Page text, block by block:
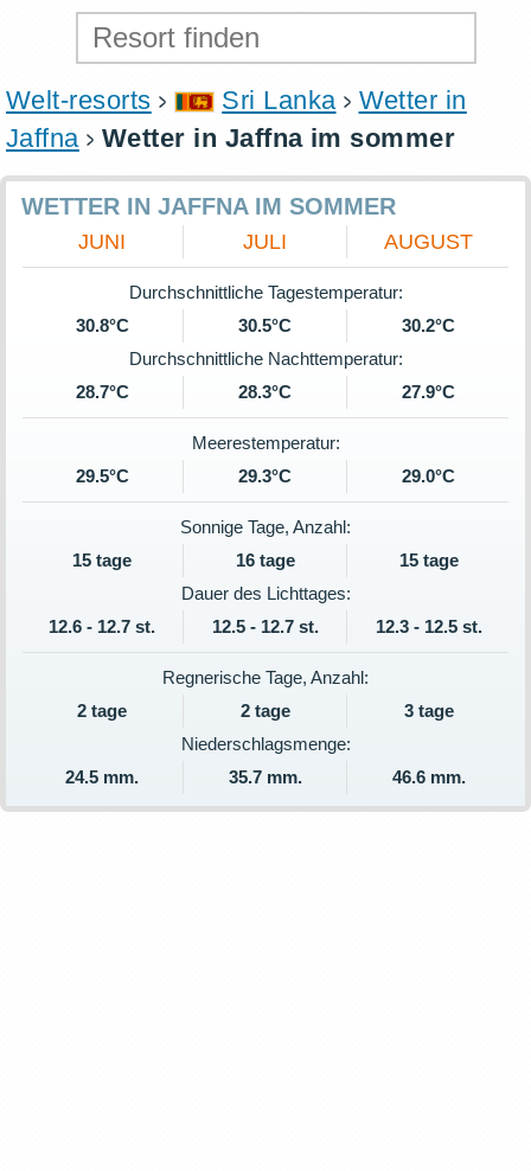
Welt-resorts Sri Lanka
Wetter in
Jaffna
Wetter in Jaffna im sommer
WETTER IN JAFFNA IM SOMMER
JUNI JULI AUGUST
Durchschnittliche Tagestemperatur:
30.8°C
30.5°C
30.2°C
Durchschnittliche Nachttemperatur:
28.7°C
28.3°C 27.9°C
Meerestemperatur:
29.5°C
29.3°C 29.0°C
Sonnige Tage, Anzahl:
15 tage
16 tage
15 tage
Dauer des Lichttages:
12.6 - 12.7 st.
12.5 - 12.7 st. 12.3 - 12.5 st.
Regnerische Tage, Anzahl:
2 tage
2 tage
3 tage
Niederschlagsmenge:
24.5 mm.
35.7 mm. 46.6 mm.